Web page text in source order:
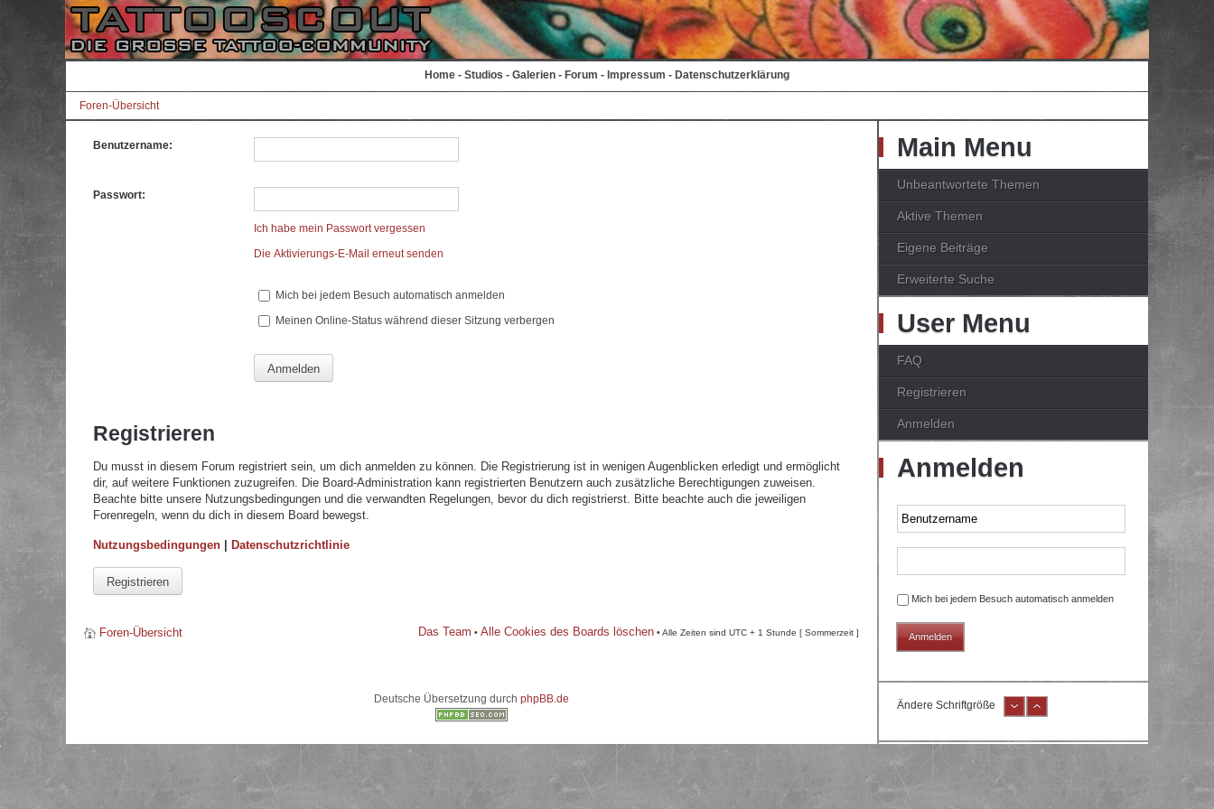
Home - Studios - Galerien - Forum - Impressum - Datenschutzerklärung
Foren-Übersicht
Benutzername:
Passwort:
Ich habe mein Passwort vergessen
Die Aktivierungs-E-Mail erneut senden
Mich bei jedem Besuch automatisch anmelden
Meinen Online-Status während dieser Sitzung verbergen
Registrieren
Du musst in diesem Forum registriert sein, um dich anmelden zu können. Die Registrierung ist in wenigen Augenblicken erledigt und ermöglicht
dir, auf weitere Funktionen zuzugreifen. Die Board-Administration kann registrierten Benutzern auch zusätzliche Berechtigungen zuweisen.
Beachte bitte unsere Nutzungsbedingungen und die verwandten Regelungen, bevor du dich registrierst. Bitte beachte auch die jeweiligen
Forenregeln, wenn du dich in diesem Board bewegst.
Nutzungsbedingungen | Datenschutzrichtlinie
Registrieren
Foren-Übersicht Das Team • Alle Cookies des Boards löschen • Alle Zeiten sind UTC + 1 Stunde [ Sommerzeit ]
Deutsche Übersetzung durch phpBB.de
Main Menu
Unbeantwortete Themen
Aktive Themen
Eigene Beiträge
Erweiterte Suche
User Menu
FAQ
Registrieren
Anmelden
Anmelden
Mich bei jedem Besuch automatisch anmelden
Ändere Schriftgröße